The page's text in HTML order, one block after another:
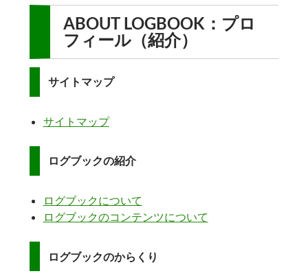
ABOUT LOGBOOK：プロ
フィール（紹介）
サイトマップ
サイトマップ
ログブックの紹介
ログブックについて
ログブックのコンテンツについて
ログブックのからくり